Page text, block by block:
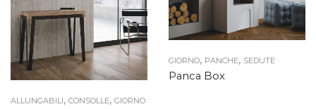
ALLUNGABILI, CONSOLLE, GIORNO
GIORNO, PANCHE, SEDUTE
Panca Box